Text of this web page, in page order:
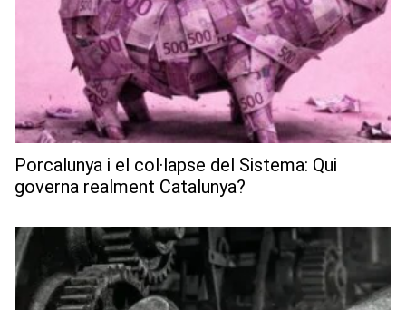
Porcalunya i el col·lapse del Sistema: Qui
governa realment Catalunya?